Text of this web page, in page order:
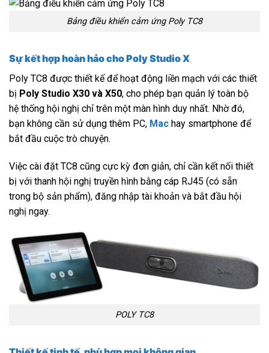
Bảng điều khiển cảm ứng Poly TC8
Sự kết hợp hoàn hảo cho Poly Studio X
Poly TC8 được thiết kế để hoạt động liền mạch với các thiết
bị Poly Studio X30 và X50, cho phép bạn quản lý toàn bộ
hệ thống hội nghị chỉ trên một màn hình duy nhất. Nhờ đó,
bạn không cần sử dụng thêm PC, Mac hay smartphone để
bắt đầu cuộc trò chuyện.
Việc cài đặt TC8 cũng cực kỳ đơn giản, chỉ cần kết nối thiết
bị với thanh hội nghị truyền hình bằng cáp RJ45 (có sẵn
trong bộ sản phẩm), đăng nhập tài khoản và bắt đầu hội
nghị ngay.
POLY TC8